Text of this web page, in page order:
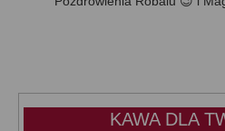
KAWA DLA